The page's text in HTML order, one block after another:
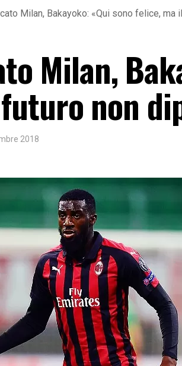
Milan, Bakayoko: «Qui sono felice, ma
Milan,
non
2018